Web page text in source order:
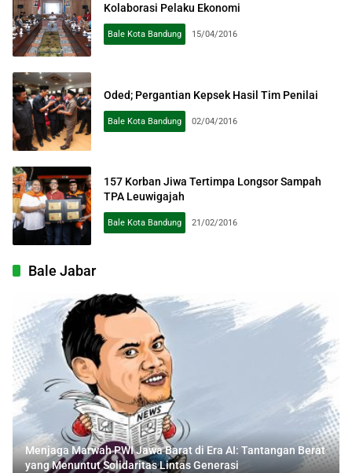
Kolaborasi Pelaku Ekonomi
Bale Kota Bandung 15/04/2016
Oded; Pergantian Kepsek Hasil Tim Penilai
Bale Kota Bandung 02/04/2016
157 Korban Jiwa Tertimpa Longsor Sampah
TPA Leuwigajah
Bale Kota Bandung 21/02/2016
Bale Jabar
Menjaga Marwah PWI Jawa Barat di Era AI: Tantangan Berat
yang Menuntut Solidaritas Lintas Generasi